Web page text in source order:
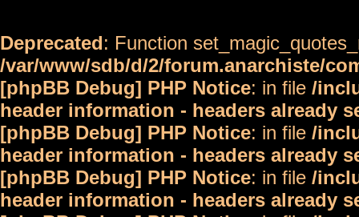
Deprecated: Function
/var/www/sdb/d/2/forum.anarchiste/
[phpBB Debug] PHP Notice: in file /
header information - headers already
[phpBB Debug] PHP Notice: in file /
header information - headers already
[phpBB Debug] PHP Notice: in file /
header information - headers already